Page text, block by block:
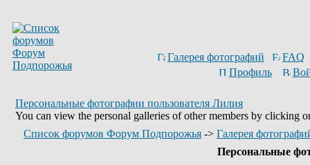
Галерея фотографий
FAQ
Профиль
Персональные фотографии пользователя Лилия
You can view the personal galleries of other members by clicking
Список форумов Форум Подпорожья -> Галерея
Персональные